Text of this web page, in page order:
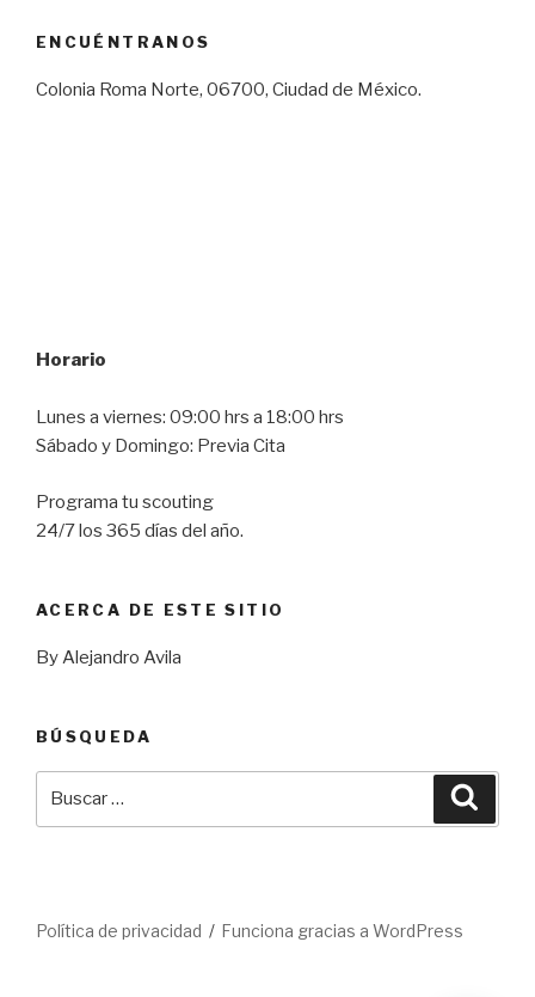
ENCUÉNTRANOS
Colonia Roma Norte, 06700, Ciudad de México.
Horario
Lunes a viernes: 09:00 hrs a 18:00 hrs
Sábado y Domingo: Previa Cita
Programa tu scouting
24/7 los 365 días del año.
ACERCA DE ESTE SITIO
By Alejandro Avila
BÚSQUEDA
Política de privacidad Funciona gracias a WordPress